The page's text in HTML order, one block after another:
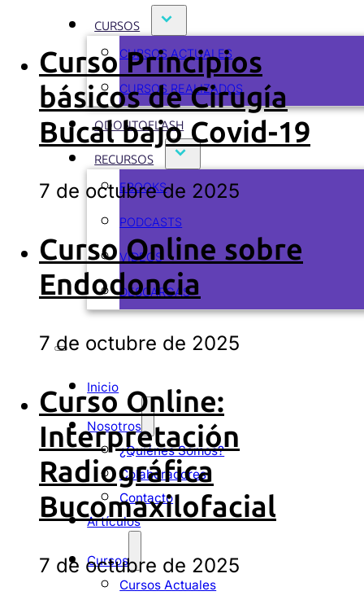
CURSOS
CURSOS ACTUALES
CURSOS REALIZADOS
ODONTOFLASH
RECURSOS
EBOOKS
PODCASTS
VIDEOS
DESCARGAS
Inicio
Nosotros
¿Quiénes Somos?
Colaboradores
Contacto
Artículos
Cursos
Cursos Actuales
Curso Principios
básicos de Cirugía
Bucal bajo Covid-19
7 de octubre de 2025
Curso Online sobre
Endodoncia
7 de octubre de 2025
Curso Online:
Interpretación
Radiográfica
Bucomaxilofacial
7 de octubre de 2025